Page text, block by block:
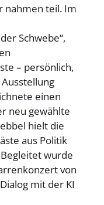
nahmen teil. Im
Schwebe“,
– persönlich,
einen
neu gewählte
hielt die
aus Politik
wurde
von
mit der KI